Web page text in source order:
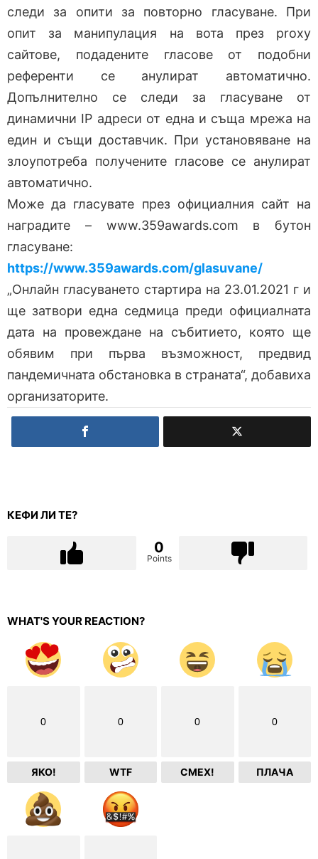
следи за опити за повторно гласуване. При
опит за манипулация на вота през proxy
сайтове, подадените гласове от подобни
референти се анулират автоматично.
Допълнително се следи за гласуване от
динамични IP адреси от една и съща мрежа на
един и същи доставчик. При установяване на
злоупотреба получените гласове се анулират
автоматично.
Може да гласувате през официалния сайт на
наградите – www.359awards.com в бутон
гласуване:
https://www.359awards.com/glasuvane/
„Онлайн гласуването стартира на 23.01.2021 г и
ще затвори една седмица преди официалната
дата на провеждане на събитието, която ще
обявим при първа възможност, предвид
пандемичната обстановка в страната“, добавиха
организаторите.
КЕФИ ЛИ ТЕ?
0
Points
WHAT'S YOUR REACTION?
0
ЯКО!
0
WTF
0
СМЕХ!
0
ПЛАЧА